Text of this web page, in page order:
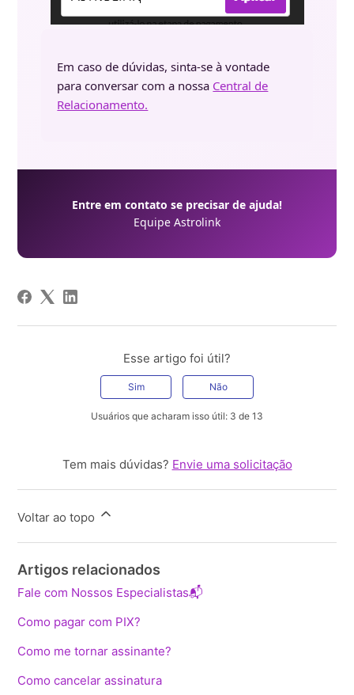
Em caso de dúvidas, sinta-se à vontade
para conversar com a nossa Central de
Relacionamento.
Entre em contato se precisar de ajuda!
Equipe Astrolink
Esse artigo foi útil?
Sim Não
Usuários que acharam isso útil: 3 de 13
Tem mais dúvidas? Envie uma solicitação
Voltar ao topo
Artigos relacionados
Fale com Nossos Especialistas📬
Como pagar com PIX?
Como me tornar assinante?
Como cancelar assinatura